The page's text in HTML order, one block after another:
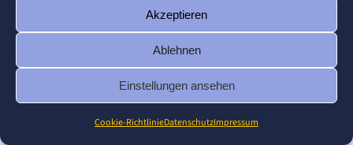
Akzeptieren
Ablehnen
Einstellungen ansehen
Cookie-RichtlinieDatenschutzImpressum